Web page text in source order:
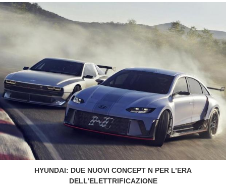
HYUNDAI: DUE NUOVI CONCEPT N PER L’ERA
DELL’ELETTRIFICAZIONE